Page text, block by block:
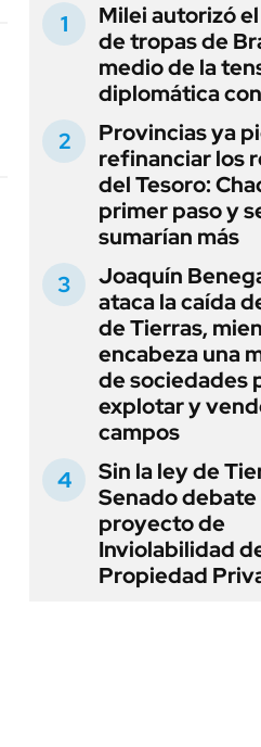
Milei autorizó
de tropas de
medio de la
diplomática
Provincias ya
refinanciar los
del Tesoro:
primer paso y
sumarían más
Joaquín
ataca la caída
de Tierras,
encabeza una
de sociedades
explotar y
campos
Sin la ley de
Senado debate
proyecto de
Inviolabilidad
Propiedad